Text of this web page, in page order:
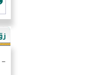
-
-
-
-